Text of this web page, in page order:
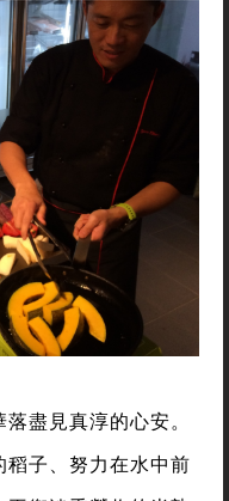
盡見真淳的心安。
子、努力在水中前